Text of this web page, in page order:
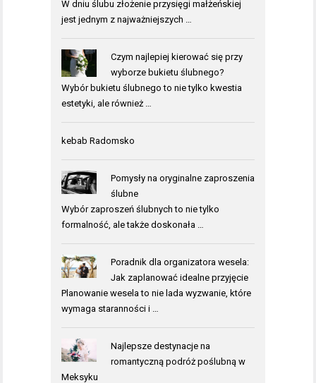
W dniu ślubu złożenie przysięgi małżeńskiej
jest jednym z najważniejszych …
Czym najlepiej kierować się przy
wyborze bukietu ślubnego?
Wybór bukietu ślubnego to nie tylko kwestia
estetyki, ale również …
kebab Radomsko
Pomysły na oryginalne zaproszenia
ślubne
Wybór zaproszeń ślubnych to nie tylko
formalność, ale także doskonała …
Poradnik dla organizatora wesela:
Jak zaplanować idealne przyjęcie
Planowanie wesela to nie lada wyzwanie, które
wymaga staranności i …
Najlepsze destynacje na
romantyczną podróż poślubną w
Meksyku